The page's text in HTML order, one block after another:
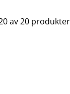
av 20 produkter